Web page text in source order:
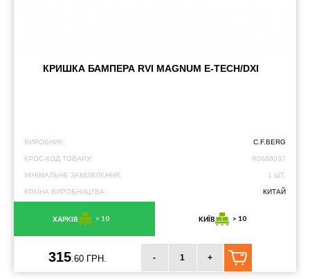
КРИШКА БАМПЕРА RVI MAGNUM E-TECH/DXI
ВИРОБНИК: C.F.BERG
КРОС-КОД ТОВАРУ: R0688037
МІНІМАЛЬНЕ ЗАМОВЛЕННЯ: 1 ШТ.
КРАЇНА ВИРОБНИЦТВА: КИТАЙ
ХАРКІВ > 10 КИЇВ > 10
315.60 ГРН. - +